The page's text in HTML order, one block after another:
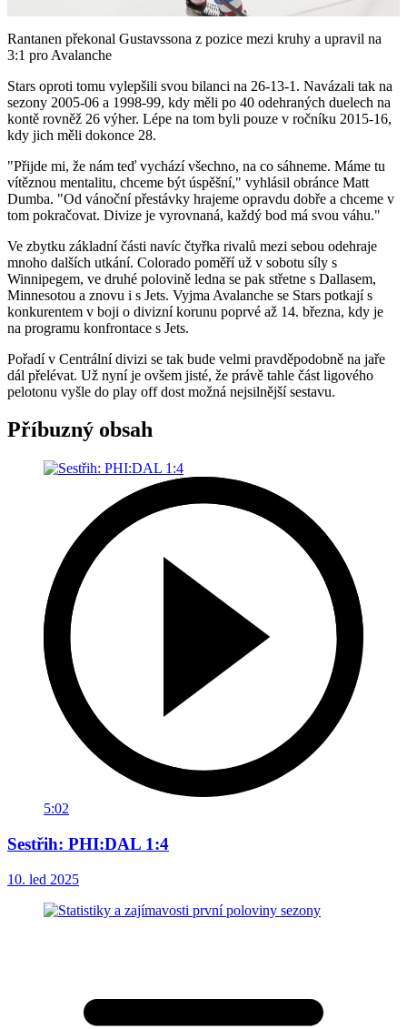
Video
Rantanen překonal Gustavssona z pozice mezi kruhy a upravil na
3:1 pro Avalanche
Stars oproti tomu vylepšili svou bilanci na 26-13-1. Navázali tak na
sezony 2005-06 a 1998-99, kdy měli po 40 odehraných duelech na
kontě rovněž 26 výher. Lépe na tom byli pouze v ročníku 2015-16,
kdy jich měli dokonce 28.
"Přijde mi, že nám teď vychází všechno, na co sáhneme. Máme tu
vítěznou mentalitu, chceme být úspěšní," vyhlásil obránce Matt
Dumba. "Od vánoční přestávky hrajeme opravdu dobře a chceme v
tom pokračovat. Divize je vyrovnaná, každý bod má svou váhu."
Ve zbytku základní části navíc čtyřka rivalů mezi sebou odehraje
mnoho dalších utkání. Colorado poměří už v sobotu síly s
Winnipegem, ve druhé polovině ledna se pak střetne s Dallasem,
Minnesotou a znovu i s Jets. Vyjma Avalanche se Stars potkají s
konkurentem v boji o divizní korunu poprvé až 14. března, kdy je
na programu konfrontace s Jets.
Pořadí v Centrální divizi se tak bude velmi pravděpodobně na jaře
dál přelévat. Už nyní je ovšem jisté, že právě tahle část ligového
pelotonu vyšle do play off dost možná nejsilnější sestavu.
Příbuzný obsah
5:02
Sestřih: PHI:DAL 1:4
10. led 2025